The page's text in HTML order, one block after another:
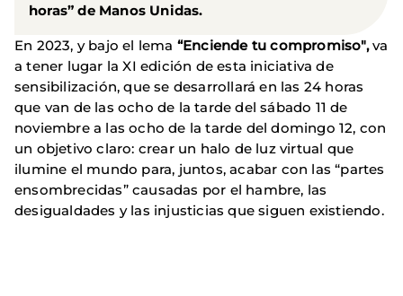
horas” de Manos Unidas.
En 2023, y bajo el lema “Enciende tu compromiso",va
a tener lugar la XI edición de esta iniciativa de
sensibilización, que se desarrollará en las 24 horas
que van de las ocho de la tarde del sábado 11 de
noviembre a las ocho de la tarde del domingo 12, con
un objetivo claro: crear un halo de luz virtual que
ilumine el mundo para, juntos, acabar con las “partes
ensombrecidas” causadas por el hambre, las
desigualdades y las injusticias que siguen existiendo.